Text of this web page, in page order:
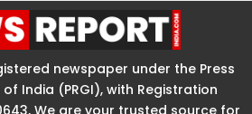
newspaper under the Press
India (PRGI), with Registration